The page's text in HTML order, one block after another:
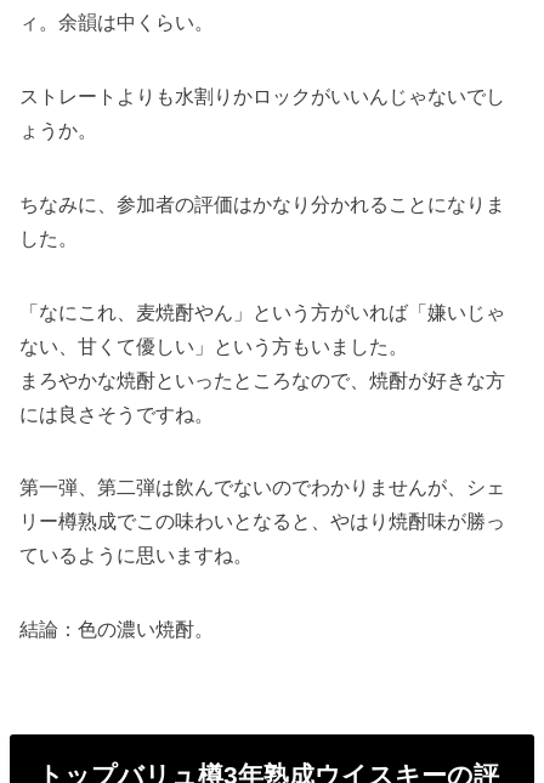
ィ。余韻は中くらい。
ストレートよりも水割りかロックがいいんじゃないでし
ょうか。
ちなみに、参加者の評価はかなり分かれることになりま
した。
「なにこれ、麦焼酎やん」という方がいれば「嫌いじゃ
ない、甘くて優しい」という方もいました。
まろやかな焼酎といったところなので、焼酎が好きな方
には良さそうですね。
第一弾、第二弾は飲んでないのでわかりませんが、シェ
リー樽熟成でこの味わいとなると、やはり焼酎味が勝っ
ているように思いますね。
結論：色の濃い焼酎。
トップバリュ樽3年熟成ウイスキーの評